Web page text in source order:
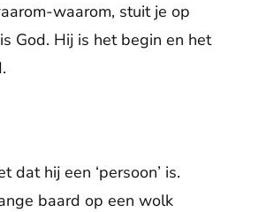
waarom, stuit je op
God. Hij is het begin en het
hij een ‘persoon’ is.
baard op een wolk